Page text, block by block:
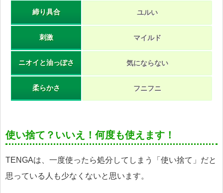
締り具合 ユルい
刺激 マイルド
ニオイと油っぽさ 気にならない
柔らかさ フニフニ
使い捨て？いいえ！何度も使えます！
TENGAは、一度使ったら処分してしまう「使い捨て」だと
思っている人も少なくないと思います。